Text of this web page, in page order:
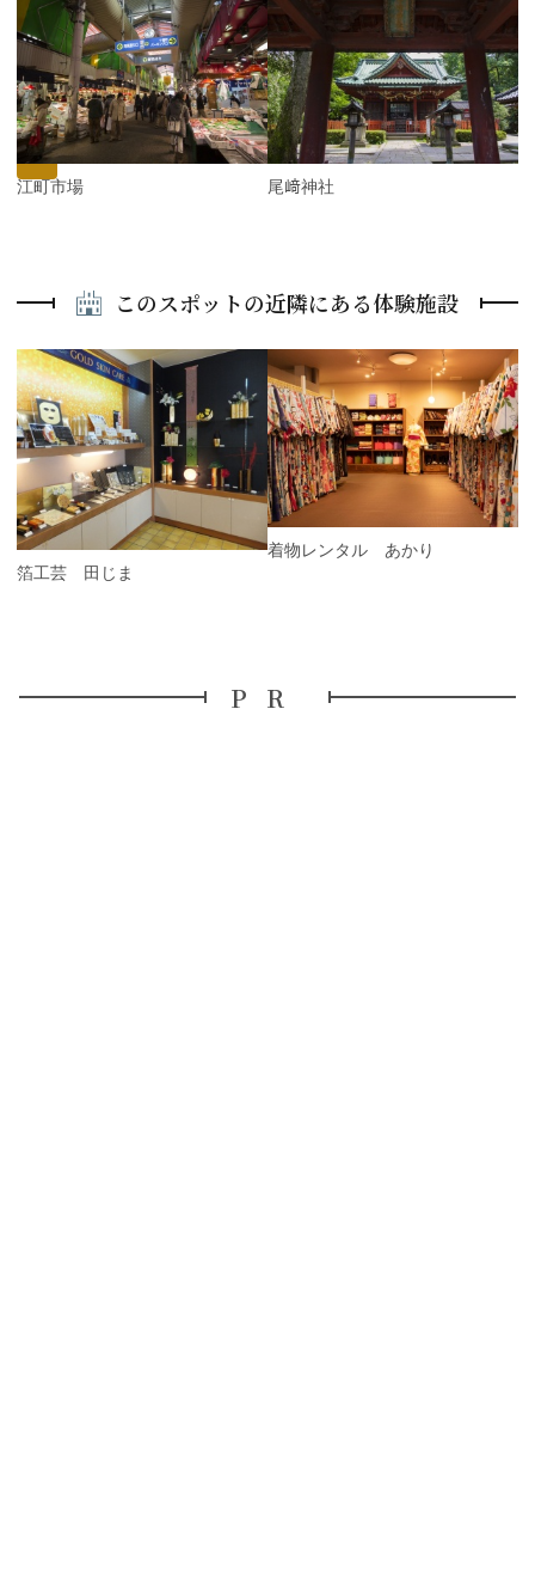
P
r
e
v
i
o
u
s
近江町市場 尾﨑神社
N
e
x
t
このスポットの近隣にある体験施設
P
r
e
v
i
u
s
金箔工芸 田じま
着物レンタル あかり
N
e
x
t
PR